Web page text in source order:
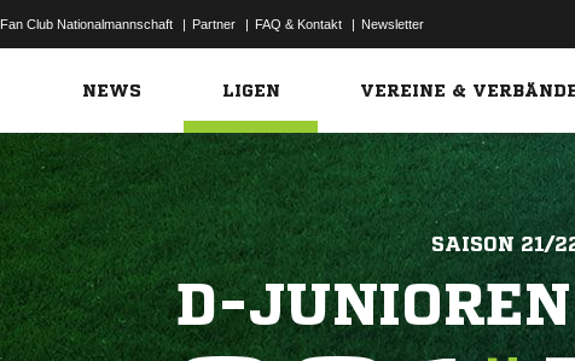
Fan Club Nationalmannschaft | Partner | FAQ & Kontakt | Newsletter
NEWS LIGEN VEREINE &
SAISON 21/
D-